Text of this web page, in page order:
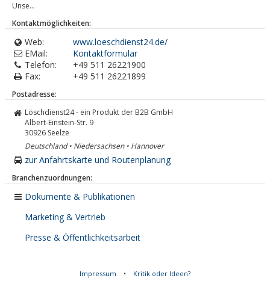
Unse...
Kontaktmöglichkeiten:
Web:
www.loeschdienst24.de/
EMail:
Kontaktformular
Telefon:
+49 511 26221900
Fax:
+49 511 26221899
Postadresse:
Löschdienst24 - ein Produkt der B2B GmbH
Albert-Einstein-Str. 9
30926 Seelze
Deutschland • Niedersachsen • Hannover
zur Anfahrtskarte und Routenplanung
Branchenzuordnungen:
Dokumente & Publikationen
Marketing & Vertrieb
Presse & Öffentlichkeitsarbeit
Impressum • Kritik oder Ideen?